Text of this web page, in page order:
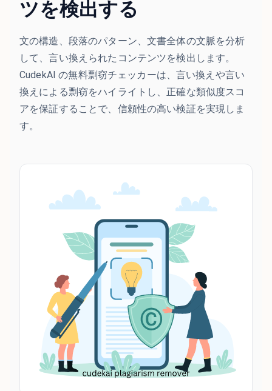
ツを検出する
文の構造、段落のパターン、文書全体の文脈を分析
して、言い換えられたコンテンツを検出します。
CudekAI の無料剽窃チェッカーは、言い換えや言い
換えによる剽窃をハイライトし、正確な類似度スコ
アを保証することで、信頼性の高い検証を実現しま
す。